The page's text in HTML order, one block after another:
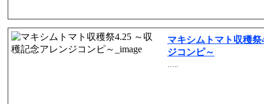
マキシムトマト収穫
ジコンピ～
…..